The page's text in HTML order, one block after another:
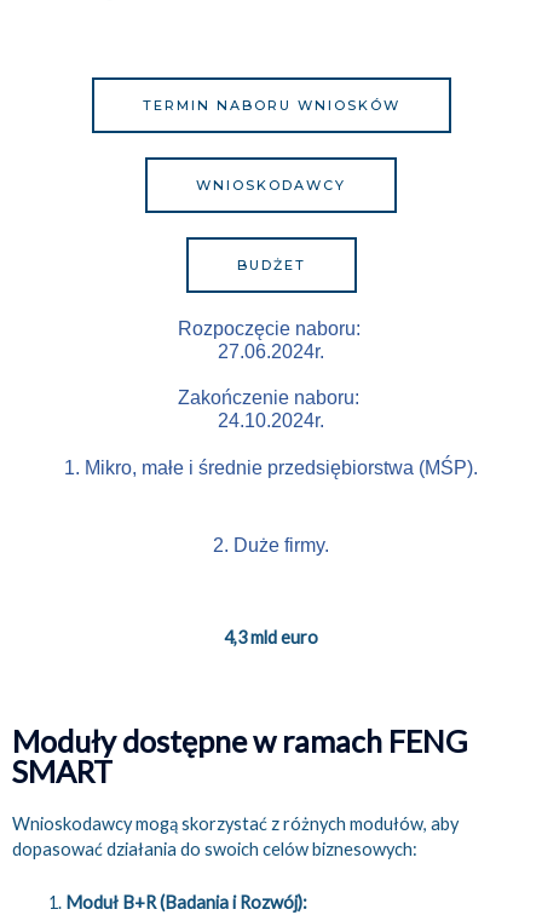
TERMIN NABORU WNIOSKÓW
WNIOSKODAWCY
BUDŻET
Rozpoczęcie naboru:
27.06.2024r.
Zakończenie naboru:
24.10.2024r.
1. Mikro, małe i średnie przedsiębiorstwa (MŚP).
2. Duże firmy.
4,3 mld euro
Moduły dostępne w ramach FENG
SMART
Wnioskodawcy mogą skorzystać z różnych modułów, aby
dopasować działania do swoich celów biznesowych:
Moduł B+R (Badania i Rozwój):